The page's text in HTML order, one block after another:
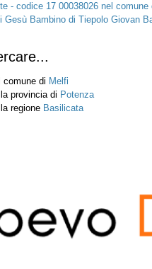
- codice 17 00038026 nel comune
Gesù Bambino di Tiepolo Giovan
comune di Melfi
provincia di Potenza
regione Basilicata